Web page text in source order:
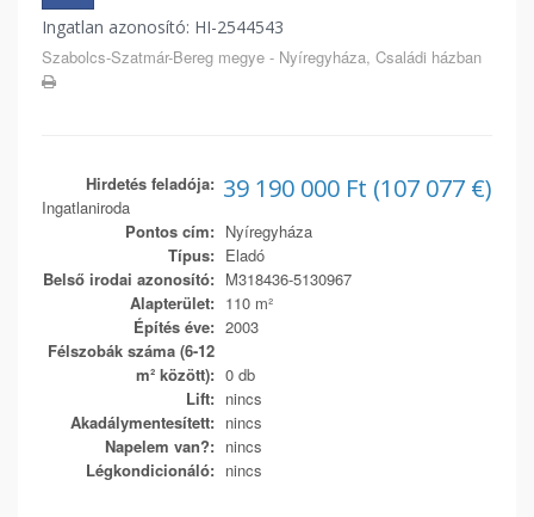
Ingatlan azonosító: HI-2544543
Szabolcs-Szatmár-Bereg megye - Nyíregyháza, Családi házban
39 190 000 Ft (107 077 €)
Hirdetés feladója:
Ingatlaniroda
Pontos cím: Nyíregyháza
Típus: Eladó
Belső irodai azonosító: M318436-5130967
Alapterület: 110 m²
Építés éve: 2003
Félszobák száma (6-12
m² között): 0 db
Lift: nincs
Akadálymentesített: nincs
Napelem van?: nincs
Légkondicionáló: nincs